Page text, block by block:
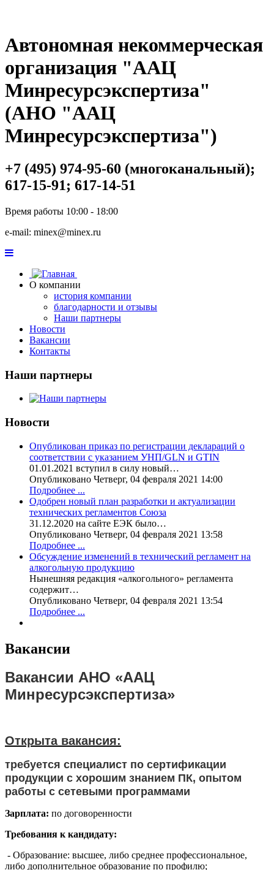
Автономная некоммерческая
организация "ААЦ
Минресурсэкспертиза"
(АНО "ААЦ
Минресурсэкспертиза")
+7 (495) 974-95-60 (многоканальный);
617-15-91; 617-14-51
Время работы 10:00 - 18:00
e-mail: minex@minex.ru
О компании
история компании
благодарности и отзывы
Наши партнеры
Новости
Вакансии
Контакты
Наши партнеры
Новости
Опубликован приказ по регистрации деклараций о
соответствии с указанием УНП/GLN и GTIN
01.01.2021 вступил в силу новый…
Опубликовано Четверг, 04 февраля 2021 14:00
Подробнее ...
Одобрен новый план разработки и актуализации
технических регламентов Союза
31.12.2020 на сайте ЕЭК было…
Опубликовано Четверг, 04 февраля 2021 13:58
Подробнее ...
Обсуждение изменений в технический регламент на
алкогольную продукцию
Нынешняя редакция «алкогольного» регламента
содержит…
Опубликовано Четверг, 04 февраля 2021 13:54
Подробнее ...
Вакансии
Вакансии АНО «ААЦ
Минресурсэкспертиза»
Открыта вакансия:
требуется специалист по сертификации
продукции с хорошим знанием ПК, опытом
работы с сетевыми программами
Зарплата: по договоренности
Требования к кандидату:
- Образование: высшее, либо среднее профессиональное,
либо дополнительное образование по профилю;